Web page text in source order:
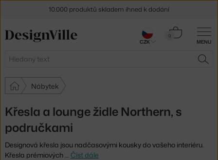
MENU
Hledat
0
Košík
Nábytek
Křesla a lounge židle Northern, s
područkami
Designová křesla jsou nadčasovými kousky do vašeho interiéru.
Křesla prémiových … Číst dále
10.000 produktů skladem ihned k dodání
Sleva 5 % pro odběratele
CZK